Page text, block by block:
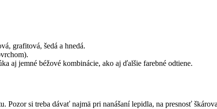
grafitová, šedá a hnedá.
aj jemné béžové kombinácie, ako aj ďalšie farebné odtiene.
si treba dávať najmä pri nanášaní lepidla, na presnosť